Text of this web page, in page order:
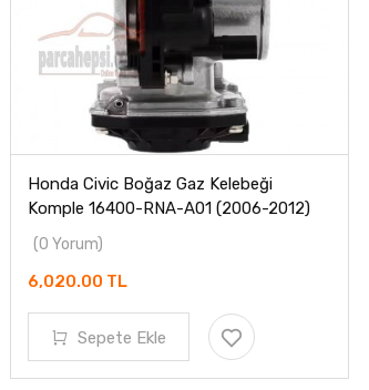
Honda Civic Boğaz Gaz Kelebeği
Komple 16400-RNA-A01 (2006-2012)
(0 Yorum)
6,020.00 TL
Sepete Ekle